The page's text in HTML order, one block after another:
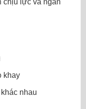
khay
nhau